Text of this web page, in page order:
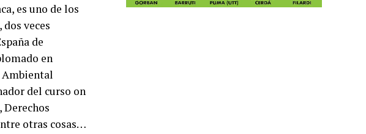
es uno de los
veces
de
en
del curso on
otras cosas…